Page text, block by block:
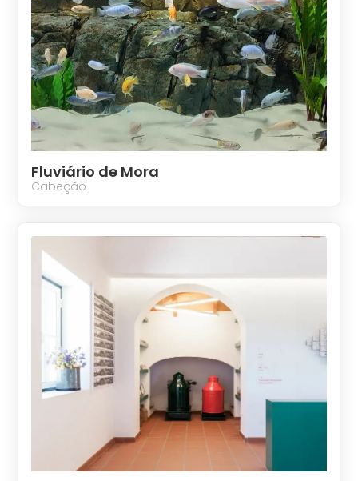
Fluviário de Mora
Cabeção